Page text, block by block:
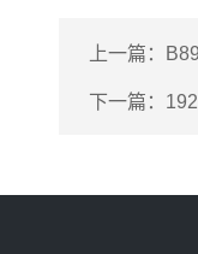
上一篇：
下一篇：